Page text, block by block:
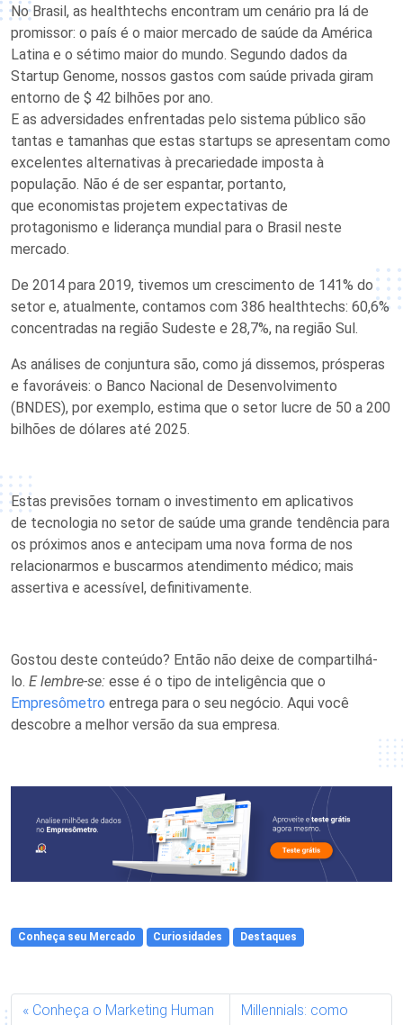
No Brasil, as healthtechs encontram um cenário pra lá de
promissor: o país é o maior mercado de saúde da América
Latina e o sétimo maior do mundo. Segundo dados da
Startup Genome, nossos gastos com saúde privada giram
entorno de $ 42 bilhões por ano.
E as adversidades enfrentadas pelo sistema público são
tantas e tamanhas que estas startups se apresentam como
excelentes alternativas à precariedade imposta à
população. Não é de ser espantar, portanto,
que economistas projetem expectativas de
protagonismo e liderança mundial para o Brasil neste
mercado.
De 2014 para 2019, tivemos um crescimento de 141% do
setor e, atualmente, contamos com 386 healthtechs: 60,6%
concentradas na região Sudeste e 28,7%, na região Sul.
As análises de conjuntura são, como já dissemos, prósperas
e favoráveis: o Banco Nacional de Desenvolvimento
(BNDES), por exemplo, estima que o setor lucre de 50 a 200
bilhões de dólares até 2025.
Estas previsões tornam o investimento em aplicativos
de tecnologia no setor de saúde uma grande tendência para
os próximos anos e antecipam uma nova forma de nos
relacionarmos e buscarmos atendimento médico; mais
assertiva e acessível, definitivamente.
Gostou deste conteúdo? Então não deixe de compartilhá-
lo. E lembre-se: esse é o tipo de inteligência que o
Empresômetro entrega para o seu negócio. Aqui você
descobre a melhor versão da sua empresa.
Conheça seu Mercado Curiosidades Destaques
Conheça o Marketing Human
Millennials: como